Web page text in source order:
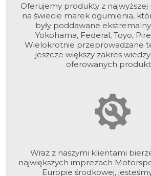
Oferujemy produkty z najwyższej
na świecie marek ogumienia,
były poddawane
Yokohama, Federal, Toyo,
Wielokrotnie przeprowadzane
jeszcze większy zakres
oferowanych
Wraz z naszymi klientami
największych imprezach
Europie środkowej,